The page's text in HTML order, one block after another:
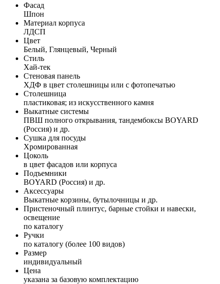
Фасад
Шпон
Материал корпуса
ЛДСП
Цвет
Белый, Глянцевый, Черный
Стиль
Хай-тек
Стеновая панель
ХДФ в цвет столешницы или с фотопечатью
Столешница
пластиковая; из искусственного камня
Выкатные системы
ПВШ полного открывания, тандембоксы BOYARD
(Россия) и др.
Сушка для посуды
Хромированная
Цоколь
в цвет фасадов или корпуса
Подъемники
BOYARD (Россия) и др.
Аксессуары
Выкатные корзины, бутылочницы и др.
Пристеночный плинтус, барные стойки и навески,
освещение
по каталогу
Ручки
по каталогу (более 100 видов)
Размер
индивидуальный
Цена
указана за базовую комплектацию